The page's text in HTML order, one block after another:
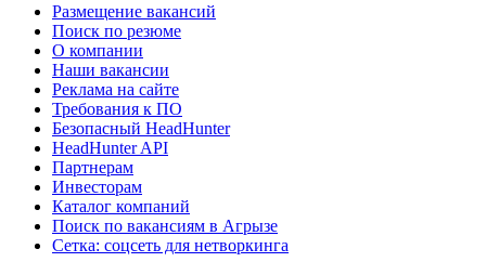
Размещение вакансий
Поиск по резюме
О компании
Наши вакансии
Реклама на сайте
Требования к ПО
Безопасный HeadHunter
HeadHunter API
Партнерам
Инвесторам
Каталог компаний
Поиск по вакансиям в Агрызе
Сетка: соцсеть для нетворкинга